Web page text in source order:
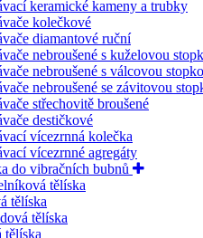
keramické kameny a trubky
kolečkové
diamantové ruční
nebroušené s kuželovou
nebroušené s válcovou
nebroušené se závitovou
střechovitě broušené
destičkové
vícezrnná kolečka
vícezrnné agregáty
do vibračních bubnů
tělíska
tělíska
tělíska
tělíska